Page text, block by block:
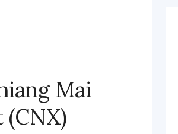
Mai